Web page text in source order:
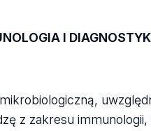
I
z zakresu